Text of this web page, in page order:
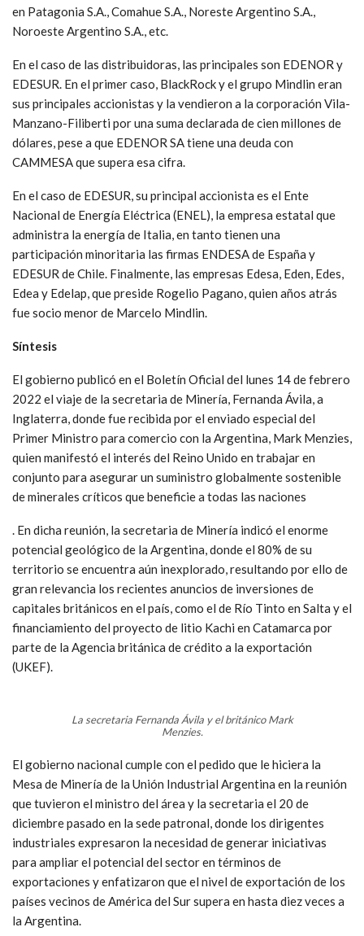
en Patagonia S.A., Comahue S.A., Noreste Argentino S.A.,
Noroeste Argentino S.A., etc.
En el caso de las distribuidoras, las principales son EDENOR y
EDESUR. En el primer caso, BlackRock y el grupo Mindlin eran
sus principales accionistas y la vendieron a la corporación Vila-
Manzano-Filiberti por una suma declarada de cien millones de
dólares, pese a que EDENOR SA tiene una deuda con
CAMMESA que supera esa cifra.
En el caso de EDESUR, su principal accionista es el Ente
Nacional de Energía Eléctrica (ENEL), la empresa estatal que
administra la energía de Italia, en tanto tienen una
participación minoritaria las firmas ENDESA de España y
EDESUR de Chile. Finalmente, las empresas Edesa, Eden, Edes,
Edea y Edelap, que preside Rogelio Pagano, quien años atrás
fue socio menor de Marcelo Mindlin.
Síntesis
El gobierno publicó en el Boletín Oficial del lunes 14 de febrero
2022 el viaje de la secretaria de Minería, Fernanda Ávila, a
Inglaterra, donde fue recibida por el enviado especial del
Primer Ministro para comercio con la Argentina, Mark Menzies,
quien manifestó el interés del Reino Unido en trabajar en
conjunto para asegurar un suministro globalmente sostenible
de minerales críticos que beneficie a todas las naciones
. En dicha reunión, la secretaria de Minería indicó el enorme
potencial geológico de la Argentina, donde el 80% de su
territorio se encuentra aún inexplorado, resultando por ello de
gran relevancia los recientes anuncios de inversiones de
capitales británicos en el país, como el de Río Tinto en Salta y el
financiamiento del proyecto de litio Kachi en Catamarca por
parte de la Agencia británica de crédito a la exportación
(UKEF).
La secretaria Fernanda Ávila y el británico Mark
Menzies.
El gobierno nacional cumple con el pedido que le hiciera la
Mesa de Minería de la Unión Industrial Argentina en la reunión
que tuvieron el ministro del área y la secretaria el 20 de
diciembre pasado en la sede patronal, donde los dirigentes
industriales expresaron la necesidad de generar iniciativas
para ampliar el potencial del sector en términos de
exportaciones y enfatizaron que el nivel de exportación de los
países vecinos de América del Sur supera en hasta diez veces a
la Argentina.